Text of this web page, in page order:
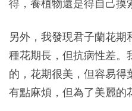
得，養植物還是得自己摸
另外，我發現君子蘭花期
種花期長，但抗病性差。
的，花期很美，但容易得
有點麻煩，但為了美麗的